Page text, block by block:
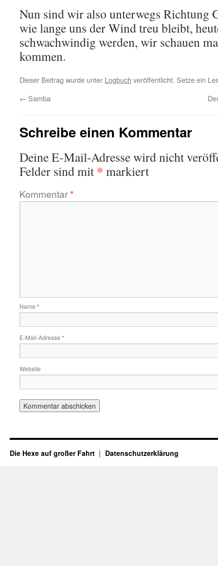
Nun sind wir also unterwegs Richtung
wie lange uns der Wind treu bleibt,
schwachwindig werden, wir schauen
kommen.
Dieser Beitrag wurde unter Logbuch veröffentlicht. Setze ein
← Samba
Schreibe einen Kommentar
Deine E-Mail-Adresse wird nicht
Felder sind mit * markiert
Kommentar*
Name *
E-Mail-Adresse *
Website
Die Hexe auf großer Fahrt Datenschutzerklärung